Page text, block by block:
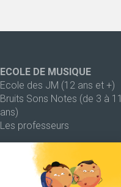
ECOLE DE MUSIQUE
Ecole des JM (12 ans et +)
Bruits Sons Notes (de 3 à 11
ans)
Les professeurs
OUTILS PÉDAGOGIQUES
Dossiers pédagogiques
Autres outils